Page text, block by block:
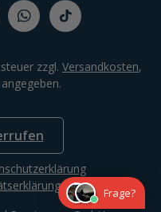
zzgl. Versandkosten,
Compliance
Frage?